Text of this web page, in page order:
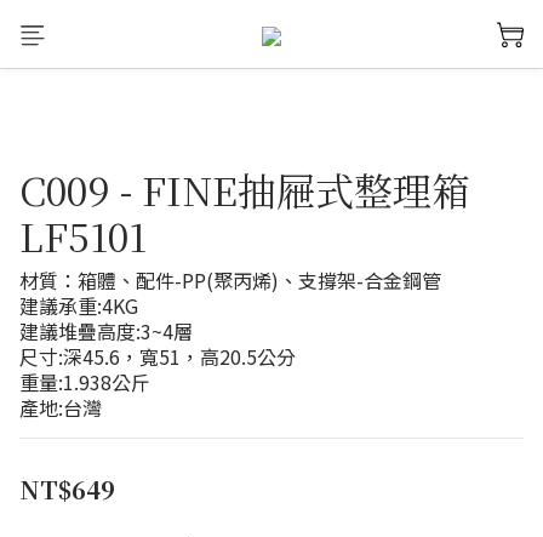
C009 - FINE抽屜式整理箱
LF5101
材質：箱體、配件-PP(聚丙烯)、支撐架-合金鋼管
建議承重:4KG
建議堆疊高度:3~4層
尺寸:深45.6，寬51，高20.5公分
重量:1.938公斤
產地:台灣
NT$649